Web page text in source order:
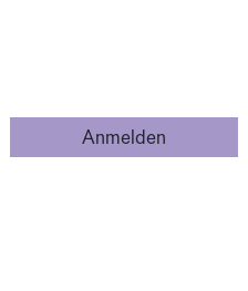
Anmelden